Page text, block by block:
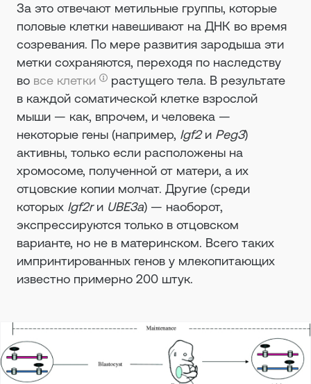
За это отвечают метильные группы, которые
половые клетки навешивают на ДНК во время
созревания. По мере развития зародыша эти
метки сохраняются, переходя по наследству
во все клетки
растущего тела. В результате
в каждой соматической клетке взрослой
мыши — как, впрочем, и человека —
некоторые гены (например, Igf2и Peg3)
активны, только если расположены на
хромосоме, полученной от матери, а их
отцовские копии молчат. Другие (среди
которых Igf2rи UBE3a) — наоборот,
экспрессируются только в отцовском
варианте, но не в материнском. Всего таких
импринтированных генов у млекопитающих
известно примерно 200 штук.